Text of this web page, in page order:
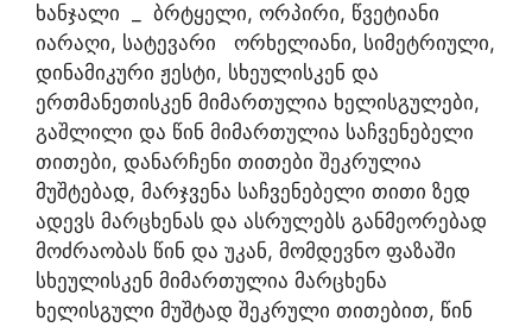
ხანჯალი _ ბრტყელი, ორპირი, წვეტიანი
იარაღი, სატევარი ორხელიანი, სიმეტრიული,
დინამიკური ჟესტი, სხეულისკენ და
ერთმანეთისკენ მიმართულია ხელისგულები,
გაშლილი და წინ მიმართულია საჩვენებელი
თითები, დანარჩენი თითები შეკრულია
მუშტებად, მარჯვენა საჩვენებელი თითი ზედ
ადევს მარცხენას და ასრულებს განმეორებად
მოძრაობას წინ და უკან, მომდევნო ფაზაში
სხეულისკენ მიმართულია მარცხენა
ხელისგული მუშტად შეკრული თითებით, წინ